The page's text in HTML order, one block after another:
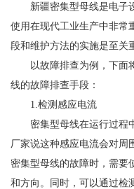
新疆密集型母线是电子
使用在现代工业生产中非常
段和维护方法的实施是至关
以故障排查为例，下面
线的故障排查手段：
1.检测感应电流
密集型母线在运行过程
厂家说这种感应电流会对周
密集型母线的故障时，需要
和方向。同时，可以通过检